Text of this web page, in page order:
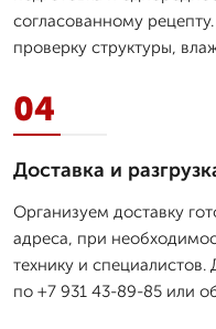
согласованному
проверку структуры,
04
Доставка и
Организуем доставку
адреса, при
технику и
по +7 931 43-89-85 или